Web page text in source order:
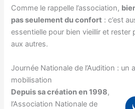
Comme le rappelle l’association,
pas seulement du confort : c’est
essentielle pour bien vieillir et rester
aux autres.
Journée Nationale de l’Audition : un
mobilisation
Depuis sa création en 1998,
l’Association Nationale de